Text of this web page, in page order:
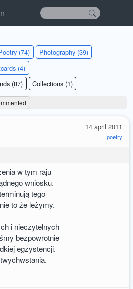
(74)
Photography (39)
(4)
(87) Collections (1)
14 april 2011
poetry
w tym raju
wniosku.
tego
to że leżymy.
i nieczytelnych
bezpowrotnie
egzystencji.